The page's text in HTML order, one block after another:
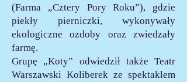
(Farma „Cztery Pory Roku”), gdzie
piekły pierniczki, wykonywały
ekologiczne ozdoby oraz zwiedzały
farmę.
Grupę „Koty” odwiedził także Teatr
Warszawski Koliberek ze spektaklem